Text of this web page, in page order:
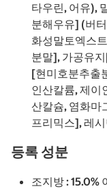
타우린, 어유),
분해우유] (버
화성말토엑스
분말], 가공유
[현미호분추출
인산칼륨, 제이
산칼슘, 염화마
프리믹스], 레
등록 성분
조지방 : 15.0%